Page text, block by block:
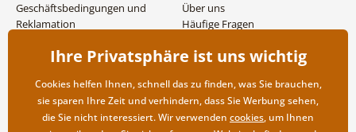
Geschäftsbedingungen und
Reklamation
Versand- und
Rücksendung der Ware
Über uns
Häufige Fragen
Großhandel und
Ihre Privatsphäre ist uns wichtig
Cookies helfen Ihnen, schnell das zu finden, was Sie brauchen,
sie sparen Ihre Zeit und verhindern, dass Sie Werbung sehen,
die Sie nicht interessiert. Wir verwenden cookies, um Ihnen